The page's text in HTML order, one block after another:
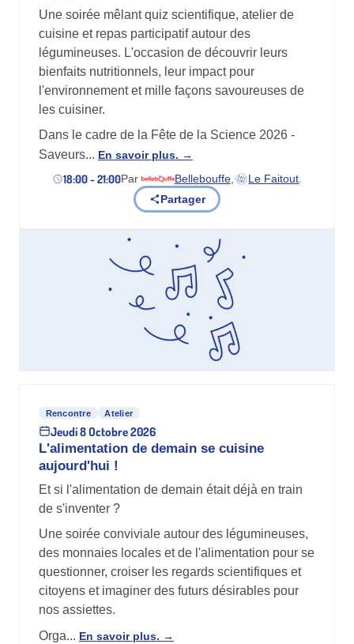
Une soirée mêlant quiz scientifique, atelier de
cuisine et repas participatif autour des
légumineuses. L'occasion de découvrir leurs
bienfaits nutritionnels, leur impact pour
l'environnement et mille façons savoureuses de
les cuisiner.
Dans le cadre de la Fête de la Science 2026 -
Saveurs... En savoir plus.
18:00 - 21:00Par Bellebouffe
(nouvel onglet) , Le Faitout
(nouvel onglet).
Partager
Rencontre Atelier
Jeudi 8 Octobre 2026
L'alimentation de demain se cuisine
aujourd'hui !
Et si l'alimentation de demain était déjà en train
de s'inventer ?
Une soirée conviviale autour des légumineuses,
des monnaies locales et de l'alimentation pour se
questionner, croiser les regards scientifiques et
citoyens et imaginer des futurs désirables pour
nos assiettes.
Orga... En savoir plus.